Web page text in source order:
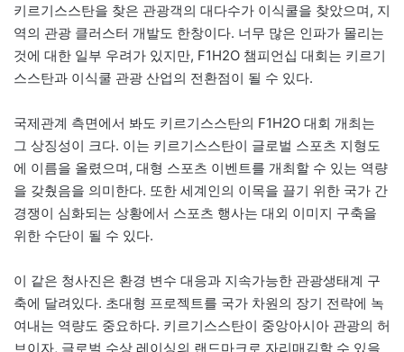
키르기스스탄을 찾은 관광객의 대다수가 이식쿨을 찾았으며, 지
역의 관광 클러스터 개발도 한창이다. 너무 많은 인파가 몰리는
것에 대한 일부 우려가 있지만, F1H2O 챔피언십 대회는 키르기
스스탄과 이식쿨 관광 산업의 전환점이 될 수 있다.
국제관계 측면에서 봐도 키르기스스탄의 F1H2O 대회 개최는
그 상징성이 크다. 이는 키르기스스탄이 글로벌 스포츠 지형도
에 이름을 올렸으며, 대형 스포츠 이벤트를 개최할 수 있는 역량
을 갖췄음을 의미한다. 또한 세계인의 이목을 끌기 위한 국가 간
경쟁이 심화되는 상황에서 스포츠 행사는 대외 이미지 구축을
위한 수단이 될 수 있다.
이 같은 청사진은 환경 변수 대응과 지속가능한 관광생태계 구
축에 달려있다. 초대형 프로젝트를 국가 차원의 장기 전략에 녹
여내는 역량도 중요하다. 키르기스스탄이 중앙아시아 관광의 허
브이자, 글로벌 수상 레이싱의 랜드마크로 자리매김할 수 있을